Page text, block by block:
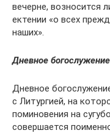
вечерне, возносится
ектении «о всех
наших».
Дневное богослужение
Дневное
с Литургией, на
поминовения на
совершается